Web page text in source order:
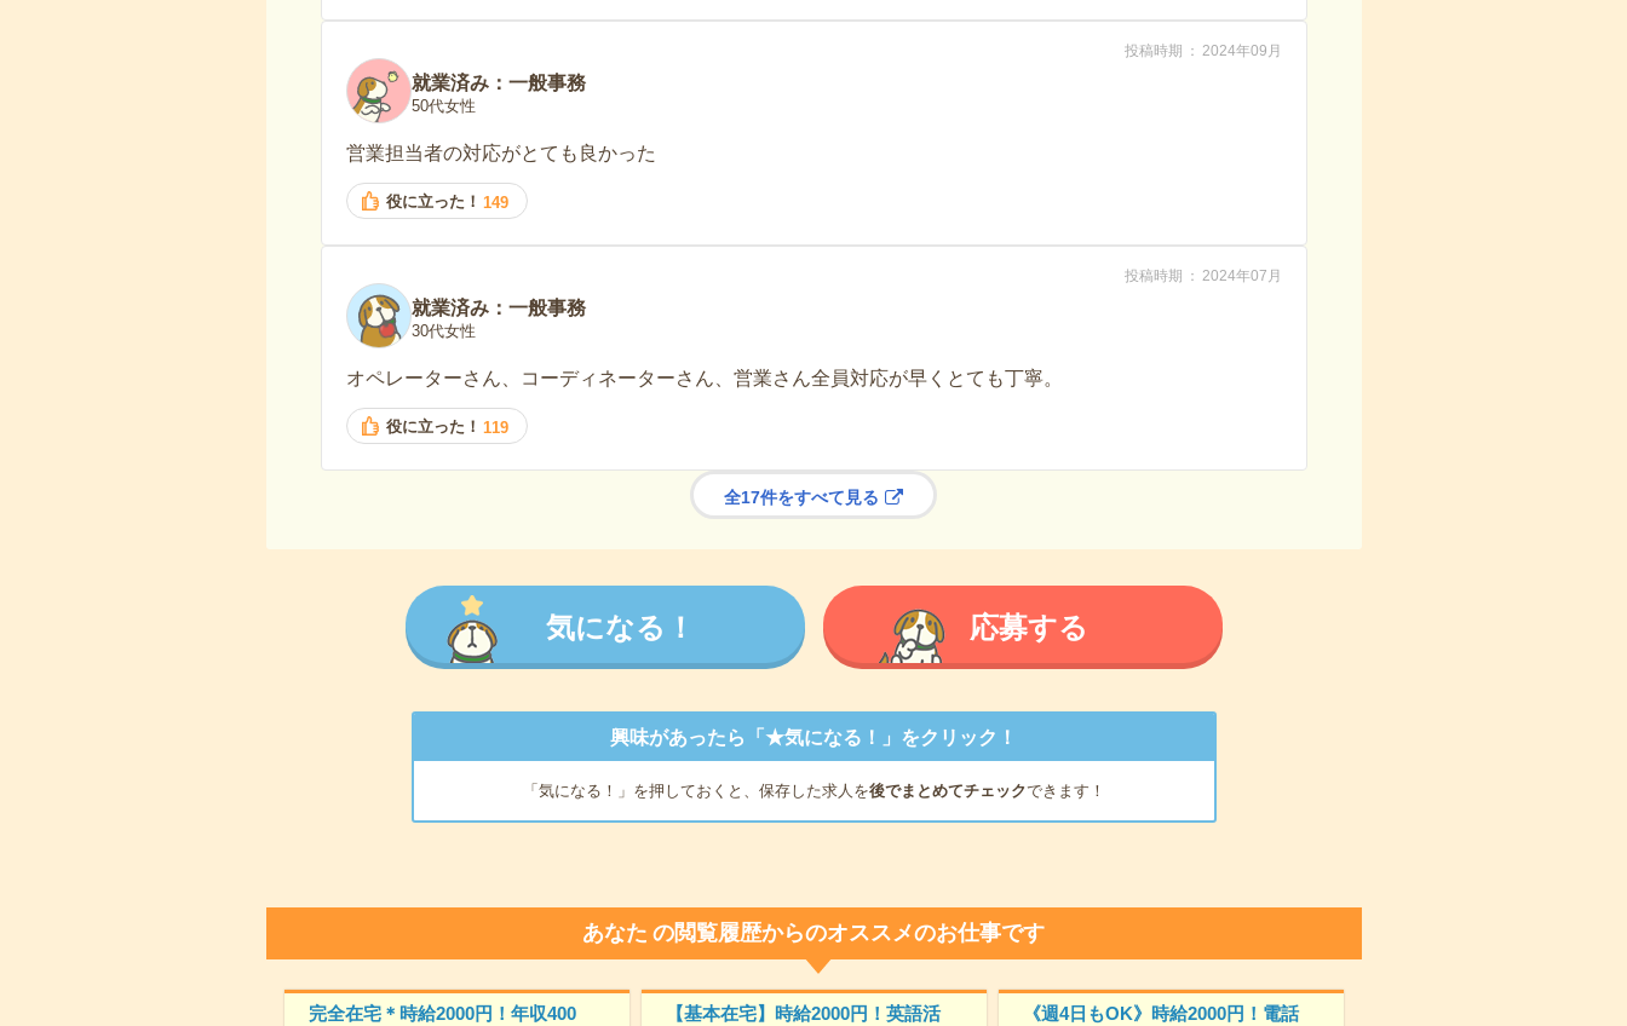
投稿時期 2024年09月
就業済み：一般事務
50代女性
営業担当者の対応がとても良かった
役に立った！ 149
投稿時期 2024年07月
就業済み：一般事務
30代女性
オペレーターさん、コーディネーターさん、営業さん全員対応が早くとても丁寧。
役に立った！ 119
全17件をすべて見る
気になる！ 応募する
興味があったら「★気になる！」をクリック！
「気になる！」を押しておくと、保存した求人を後でまとめてチェックできます！
あなた の閲覧履歴からのオススメのお仕事です
完全在宅＊時給2000円！年収400 【基本在宅】時給2000円！英語活 《週4日もOK》時給2000円！電話